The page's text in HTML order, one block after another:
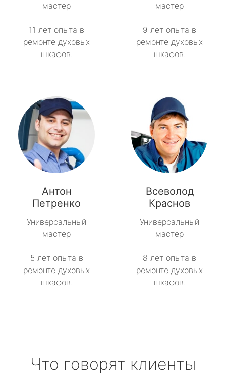
мастер
11 лет опыта в
ремонте духовых
шкафов.
мастер
9 лет опыта в
ремонте духовых
шкафов.
Антон
Петренко
Универсальный
мастер
5 лет опыта в
ремонте духовых
шкафов.
Всеволод
Краснов
Универсальный
мастер
8 лет опыта в
ремонте духовых
шкафов.
Что говорят клиенты